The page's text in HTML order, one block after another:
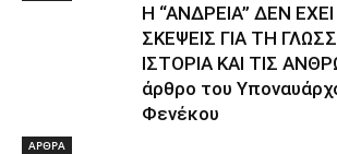
Η “ΑΝΔΡΕΙΑ” ΔΕΝ
ΣΚΕΨΕΙΣ ΓΙΑ ΤΗ
ΙΣΤΟΡΙΑ ΚΑΙ ΤΙΣ
άρθρο του
Φενέκου
ΑΡΘΡΑ